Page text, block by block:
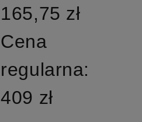
165,75 zł
Cena
regularna:
409 zł